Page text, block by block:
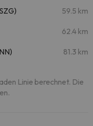
59.5 km
62.4 km
81.3 km
Linie berechnet. Die